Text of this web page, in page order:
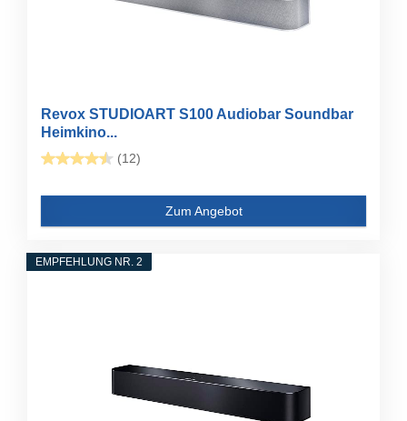
Revox STUDIOART S100 Audiobar Soundbar
Heimkino...
(12)
Zum Angebot
EMPFEHLUNG NR. 2